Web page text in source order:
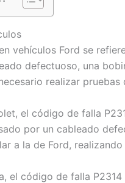
vehículos Ford se
defectuoso, una
realizar
el código de falla
por un cableado
a la de Ford,
el código de falla